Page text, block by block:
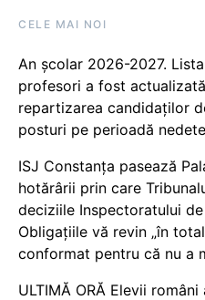
CELE MAI NOI
An școlar 2026-2027.
profesori a fost
repartizarea candidaților
posturi pe perioadă
ISJ Constanța pasează
hotărârii prin care
deciziile Inspectoratului
Obligațiile vă revin „în
conformat pentru că nu a
ULTIMĂ ORĂ Elevii